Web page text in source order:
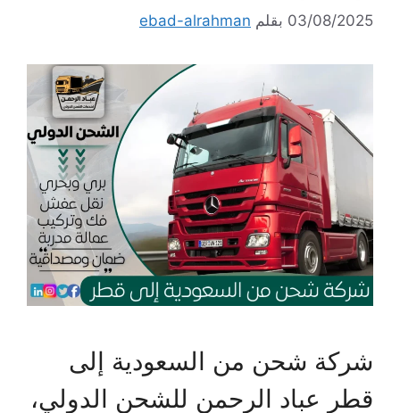
03/08/2025 بقلم ebad-alrahman
شركة شحن من السعودية إلى
قطر عباد الرحمن للشحن الدولي،